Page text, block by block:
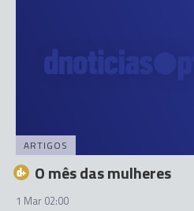
ARTIGOS
O mês das mulheres
1 Mar 02:00